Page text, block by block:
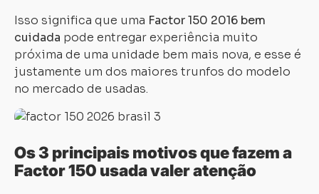
Isso significa que uma Factor 150 2016 bem
cuidada pode entregar experiência muito
próxima de uma unidade bem mais nova, e esse é
justamente um dos maiores trunfos do modelo
no mercado de usadas.
Os 3 principais motivos que fazem a
Factor 150 usada valer atenção